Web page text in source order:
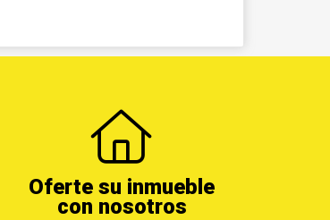
Oferte su inmueble
con nosotros